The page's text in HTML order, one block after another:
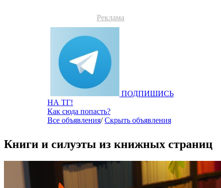
Реклама
ПОДПИШИСЬ
НА ТГ!
Как сюда попасть?
Все объявления/Скрыть объявления
Книги и силуэты из книжных страниц